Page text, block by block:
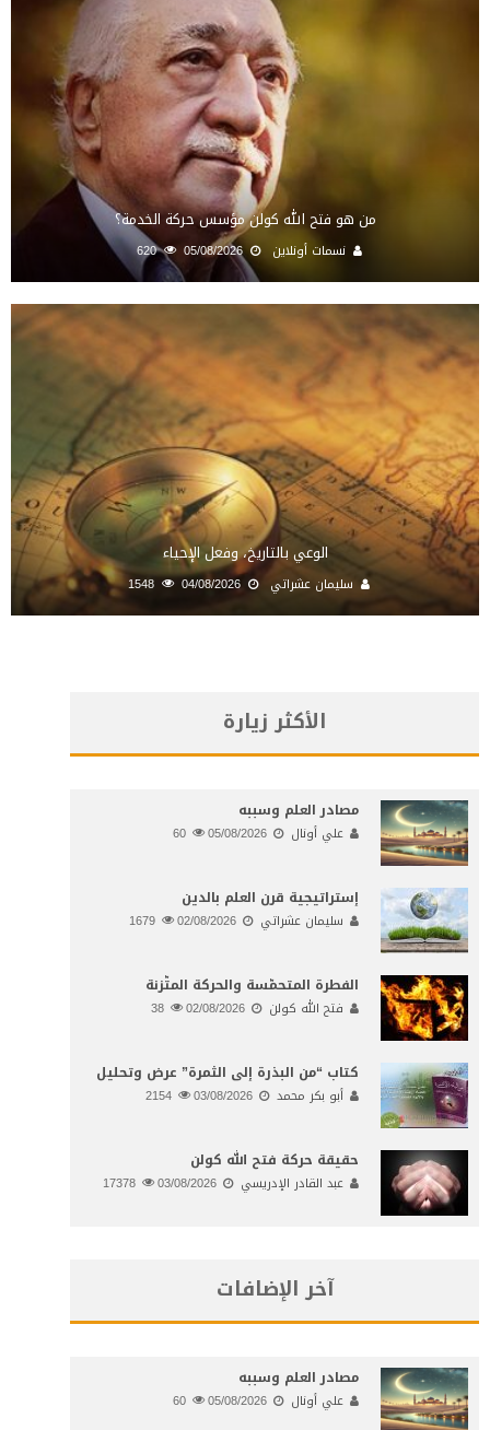
من هو فتح الله كولن مؤسس حركة الخدمة؟
نسمات أونلاين 05/08/2026
620
الوعي بالتاريخ، وفعل الإحياء
سليمان عشراتي 04/08/2026
الأكثر زيارة
مصادر العلم وسببه
علي أونال 05/08/2026
إستراتيجية قرن العلم بالدين
سليمان عشراتي 02/08/2026
الفطرة المتحمّسة والحركة المتّزنة
فتح الله كولن 02/08/2026
كتاب “من البذرة إلى الثمرة” عرض وتحليل
أبو بكر محمد 03/08/2026
حقيقة حركة فتح الله كولن
عبد القادر الإدريسي 03/08/2026
آخر الإضافات
مصادر العلم وسببه
علي أونال 05/08/2026